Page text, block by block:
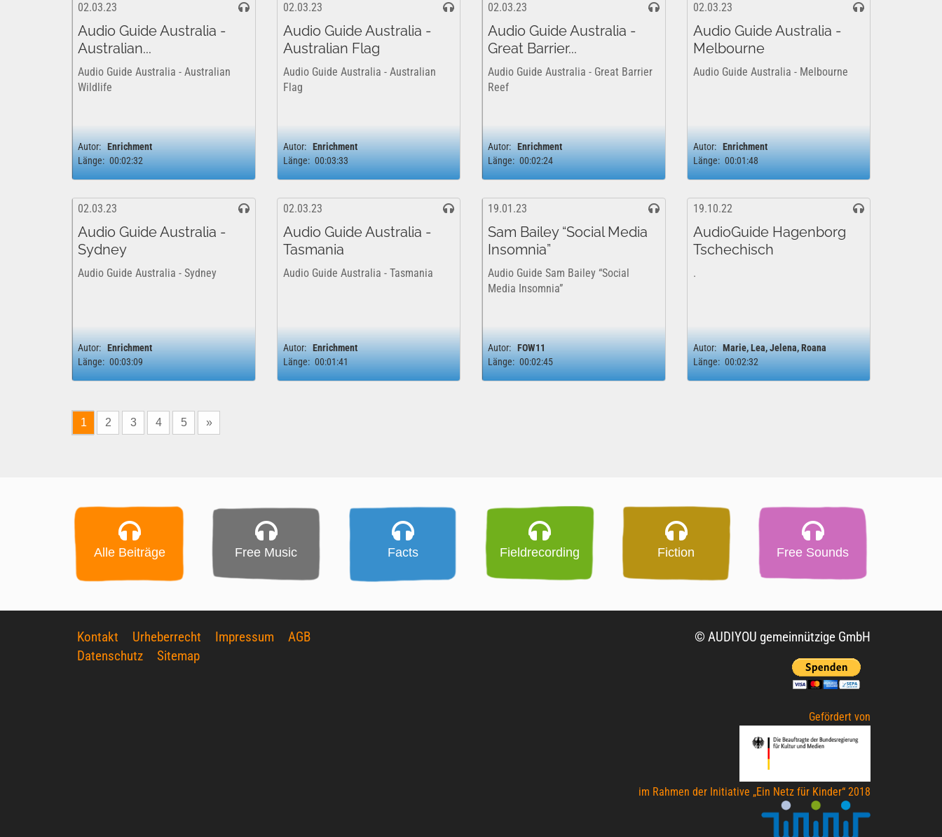
02.03.23
Audio Guide Australia -
Australian...
Audio Guide Australia - Australian
Wildlife
Autor: Enrichment
Länge: 00:02:32
02.03.23
Audio Guide Australia -
Australian Flag
Audio Guide Australia - Australian
Flag
Autor: Enrichment
Länge: 00:03:33
02.03.23
Audio Guide Australia -
Great Barrier...
Audio Guide Australia - Great Barrier
Reef
Autor: Enrichment
Länge: 00:02:24
02.03.23
Audio Guide Australia -
Melbourne
Audio Guide Australia - Melbourne
Autor: Enrichment
Länge: 00:01:48
02.03.23
Audio Guide Australia -
Sydney
Audio Guide Australia - Sydney
Autor: Enrichment
Länge: 00:03:09
02.03.23
Audio Guide Australia -
Tasmania
Audio Guide Australia - Tasmania
Autor: Enrichment
Länge: 00:01:41
19.01.23
Sam Bailey “Social Media
Insomnia”
Audio Guide Sam Bailey “Social
Media Insomnia”
Autor: FOW11
Länge: 00:02:45
19.10.22
AudioGuide Hagenborg
Tschechisch
.
Autor: Marie, Lea, Jelena, Roana
Länge: 00:02:32
1 2 3 4 5 »
Alle Beiträge Free Music Facts Fieldrecording Fiction Free Sounds
Kontakt Urheberrecht Impressum
AGB
Datenschutz
Sitemap
© AUDIYOU gemeinnützige GmbH
Gefördert von
im Rahmen der Initiative „Ein Netz für Kinder“ 2018